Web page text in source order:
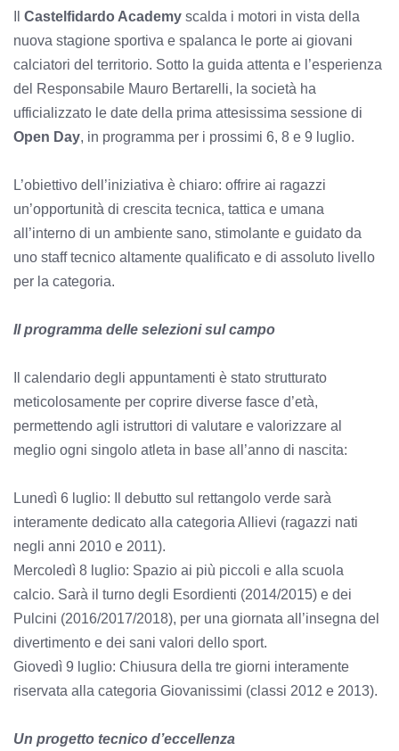
Castelfidardo Academy scalda i motori in vista della
nuova stagione sportiva e spalanca le porte ai giovani
calciatori del territorio. Sotto la guida attenta e l’esperienza
del Responsabile Mauro Bertarelli, la società ha
ufficializzato le date della prima attesissima sessione di
Open Day, in programma per i prossimi 6, 8 e 9 luglio.
L’obiettivo dell’iniziativa è chiaro: offrire ai ragazzi
un’opportunità di crescita tecnica, tattica e umana
all’interno di un ambiente sano, stimolante e guidato da
uno staff tecnico altamente qualificato e di assoluto livello
per la categoria.
Il programma delle selezioni sul campo
Il calendario degli appuntamenti è stato strutturato
meticolosamente per coprire diverse fasce d’età,
permettendo agli istruttori di valutare e valorizzare al
meglio ogni singolo atleta in base all’anno di nascita:
Lunedì 6 luglio: Il debutto sul rettangolo verde sarà
interamente dedicato alla categoria Allievi (ragazzi nati
negli anni 2010 e 2011).
Mercoledì 8 luglio: Spazio ai più piccoli e alla scuola
calcio. Sarà il turno degli Esordienti (2014/2015) e dei
Pulcini (2016/2017/2018), per una giornata all’insegna del
divertimento e dei sani valori dello sport.
Giovedì 9 luglio: Chiusura della tre giorni interamente
riservata alla categoria Giovanissimi (classi 2012 e 2013).
Un progetto tecnico d’eccellenza